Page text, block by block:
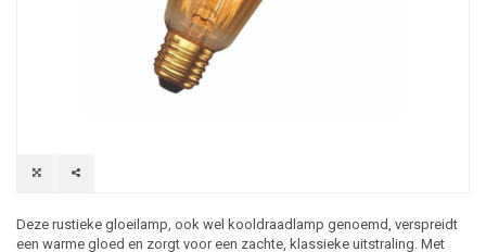
Deze rustieke gloeilamp, ook wel kooldraadlamp genoemd, verspreidt
een warme gloed en zorgt voor een zachte, klassieke uitstraling. Met